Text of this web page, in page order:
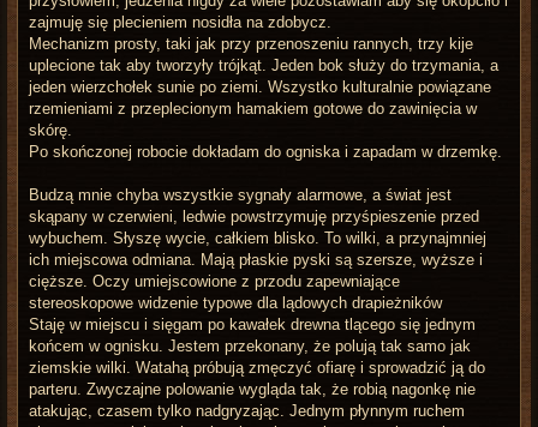
zajmuję się plecieniem nosidła na zdobycz.
Mechanizm prosty, taki jak przy przenoszeniu rannych, trzy kije
uplecione tak aby tworzyły trójkąt. Jeden bok służy do trzymania, a
jeden wierzchołek sunie po ziemi. Wszystko kulturalnie powiązane
rzemieniami z przeplecionym hamakiem gotowe do zawinięcia w
skórę.
Po skończonej robocie dokładam do ogniska i zapadam w drzemkę.
Budzą mnie chyba wszystkie sygnały alarmowe, a świat jest
skąpany w czerwieni, ledwie powstrzymuję przyśpieszenie przed
wybuchem. Słyszę wycie, całkiem blisko. To wilki, a przynajmniej
ich miejscowa odmiana. Mają płaskie pyski są szersze, wyższe i
cięższe. Oczy umiejscowione z przodu zapewniające
stereoskopowe widzenie typowe dla lądowych drapieżników
Staję w miejscu i sięgam po kawałek drewna tlącego się jednym
końcem w ognisku. Jestem przekonany, że polują tak samo jak
ziemskie wilki. Watahą próbują zmęczyć ofiarę i sprowadzić ją do
parteru. Zwyczajne polowanie wygląda tak, że robią nagonkę nie
atakując, czasem tylko nadgryzając. Jednym płynnym ruchem